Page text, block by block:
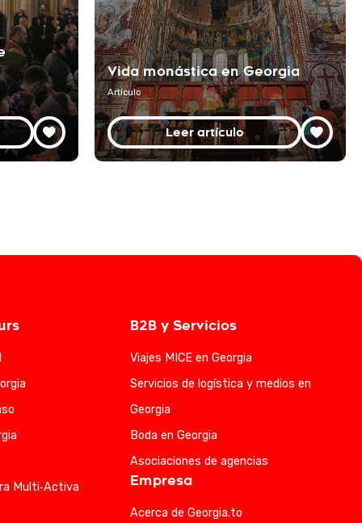
Vida monástica en Georgia
Artículo
Leer artículo
Multi‑Activa
B2B y Servicios
Viajes MICE en Georgia
Servicios de logística y medios en
Georgia
Boda en Georgia
Asociaciones de agencias
Empresa
Acerca de Georgia.to